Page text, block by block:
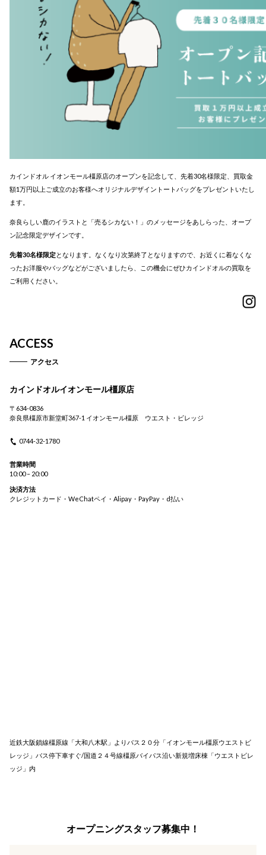
カインドオル イオンモール橿原店のオープンを記念して、先着30名様限定、買取金
額1万円以上ご成立のお客様へオリジナルデザイントートバッグをプレゼントいたし
ます。
奈良らしい鹿のイラストと「売るシカない！」のメッセージをあしらった、オープ
ン記念限定デザインです。
先着30名様限定となります。なくなり次第終了となりますので、お近くに着なくな
ったお洋服やバッグなどがございましたら、この機会にぜひカインドオルの買取を
ご利用ください。
ACCESS
アクセス
カインドオルイオンモール橿原店
〒634-0836
奈良県橿原市新堂町367-1 イオンモール橿原 ウエスト・ビレッジ
0744-32-1780
営業時間
10:00 – 20:00
決済方法
クレジットカード・WeChatペイ・Alipay・PayPay・d払い
近鉄大阪鎖線橿原線「大和八木駅」よりバス２０分「イオンモール橿原ウエストビ
レッジ」バス停下車すぐ/国道２４号線橿原バイパス沿い新規増床棟「ウエストビレ
ッジ」内
オープニングスタッフ募集中！